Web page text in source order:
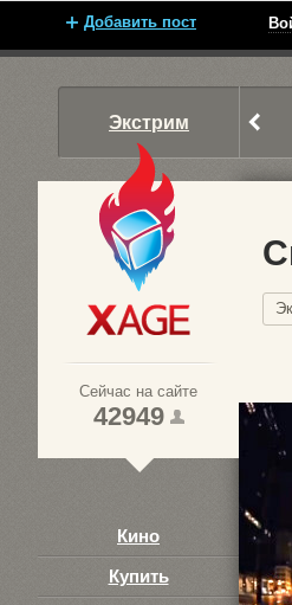
Добавить пост
Экстрим
Сейчас на сайте
42949
Кино
Купить